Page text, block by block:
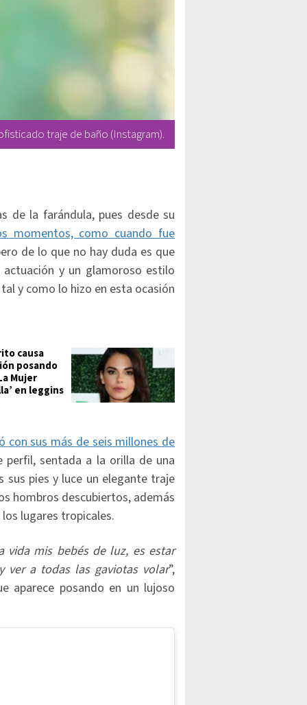
traje de baño (Instagram).
de la farándula, pues desde su
momentos, como cuando fue
de lo que no hay duda es que
y un glamoroso estilo
y como lo hizo en esta ocasión
causa
posando
Mujer
en leggins
sus más de seis millones de
sentada a la orilla de una
sus pies y luce un elegante traje
hombros descubiertos, además
lugares tropicales.
mis bebés de luz, es estar
ver a todas las gaviotas volar”,
aparece posando en un lujoso